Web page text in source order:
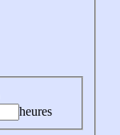
heures